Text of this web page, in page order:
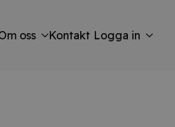
oss Kontakt Logga in